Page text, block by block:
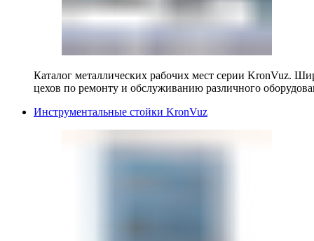
Каталог металлических рабочих мест серии KronVuz.
цехов по ремонту и обслуживанию различного
Инструментальные стойки KronVuz